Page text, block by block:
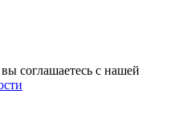
соглашаетесь с нашей